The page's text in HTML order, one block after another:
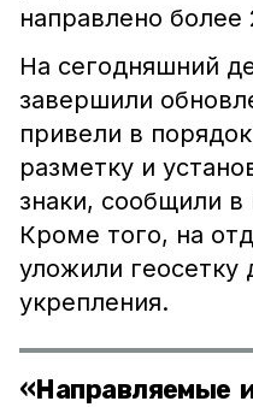
направлено
На сегодняшний
завершили
привели в
разметку и
знаки, сообщили
Кроме того, на
уложили геосетку
укрепления.
«Направляемые